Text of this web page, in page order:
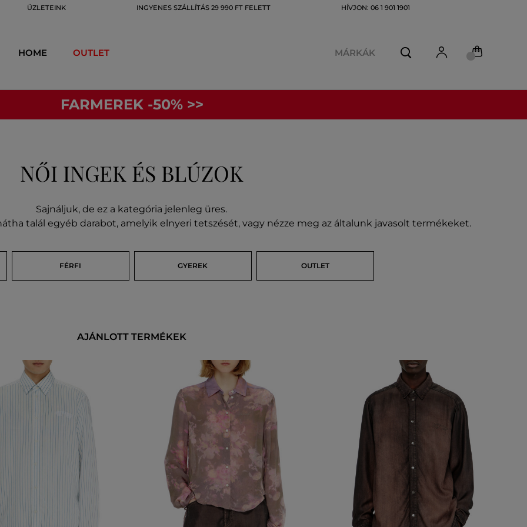
ÜZLETEINK INGYENES SZÁLLÍTÁS 29 990 FT FELETT HÍVJON: 06 1 901 1901
HOME OUTLET MÁRKÁK
FARMEREK -50% >>
NŐI INGEK ÉS BLÚZOK
Sajnáljuk, de ez a kategória jelenleg üres.
talál egyéb darabot, amelyik elnyeri tetszését, vagy nézze meg az általunk javasolt termékeket.
FÉRFI GYEREK OUTLET
AJÁNLOTT TERMÉKEK